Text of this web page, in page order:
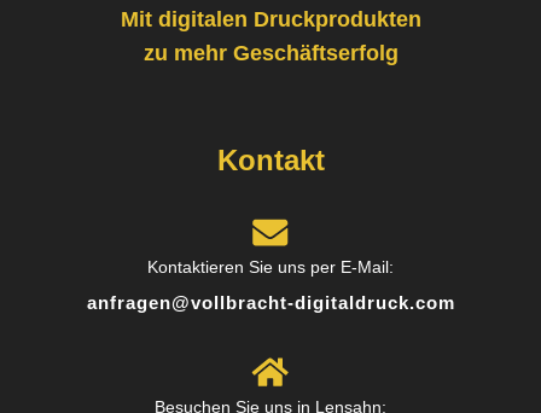
Team hat mich super beraten, welches Material
am besten zu meinem Projekt passt. Das
Mit digitalen Druckprodukten
zu mehr Geschäftserfolg
Kontakt
Kontaktieren Sie uns per E-Mail:
anfragen@vollbracht-digitaldruck.com
Besuchen Sie uns in Lensahn: